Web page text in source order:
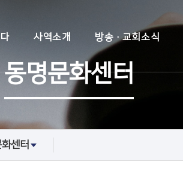
사역소개 방송·교회소식
동명문화센터
센터